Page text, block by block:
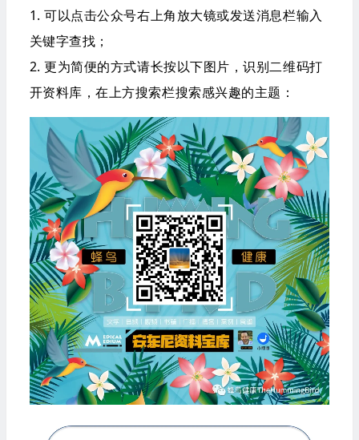
1. 可以点击公众号右上角放大镜或发送消息栏输入
关键字查找；
2. 更为简便的方式请长按以下图片，识别二维码打
开资料库，在上方搜索栏搜索感兴趣的主题：